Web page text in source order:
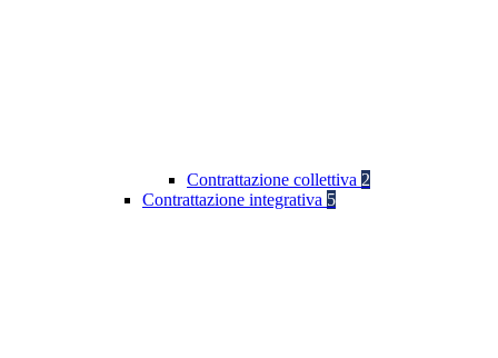
Contrattazione collettiva 2
Contrattazione integrativa 5